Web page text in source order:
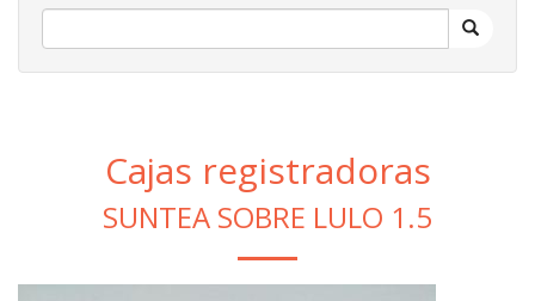
Cajas registradoras
SUNTEA SOBRE LULO 1.5